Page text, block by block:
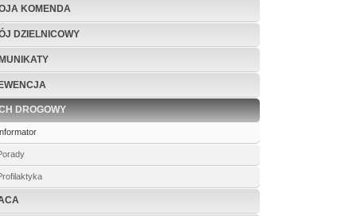
KOMENDA
DZIELNICOWY
DROGOWY
Informator